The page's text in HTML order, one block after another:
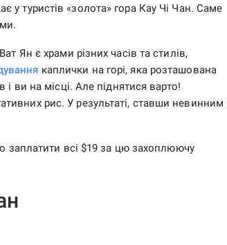
у туристів «золота» гора Кау Чі Чан. Саме
Ян є храми різних часів та стилів,
каплички на горі, яка розташована
і ви на місці. Але піднятися варто!
рис. У результаті, ставши невинним
заплатити всі $19 за цю захоплюючу